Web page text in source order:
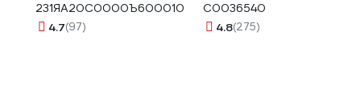
231ЯA20C0000Ъ600010М
4.7(97)
C0036540
4.8(275)